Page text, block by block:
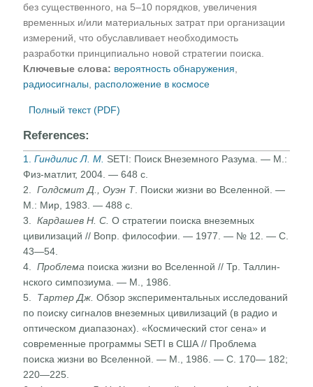
без существенного, на 5‒10 порядков, увеличения
временных и/или материальных затрат при организации
измерений, что обуславливает необходимость
разработки принципиально новой стратегии поиска.
Ключевые слова: вероятность обнаружения
радиосигналы
расположение в космосе
Полный текст (PDF)
References:
1.Гиндилис Л. М. SETI: Поиск Внеземного Разума. — М.:
Физ-матлит, 2004. — 648 с.
2.Голдсмит Д., Оуэн Т. Поиски жизни во Вселенной. —
М.: Мир, 1983. — 488 с.
3.Кардашев Н. С.О стратегии поиска внеземных
цивилизаций // Вопр. философии. — 1977. — № 12. — С.
43—54.
4.Проблема поиска жизни во Вселенной // Тр. Таллин­
нского симпозиума. — М., 1986.
5. Тартер Дж.Обзор экспериментальных исследований
по поиску сигналов внеземных цивилизаций (в радио и
оптическом диапазонах). «Космический стог сена» и
современные программы SETI в США // Проблема
поиска жизни во Вселенной. — М., 1986. — С. 170— 182;
220—225.